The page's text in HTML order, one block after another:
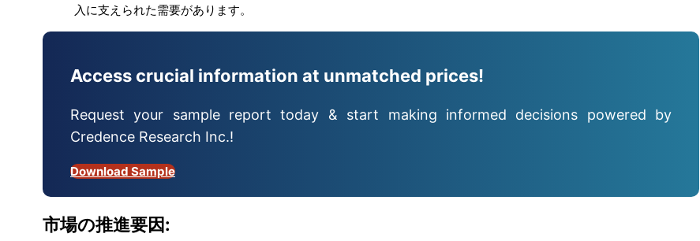
入に支えられた需要があります。
Access crucial information at unmatched prices!
Request your sample report today & start making informed decisions powered by
Credence Research Inc.!
Download Sample
市場の推進要因: